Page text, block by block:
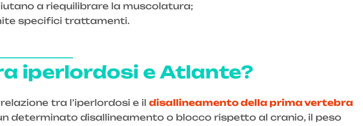
a riequilibrare la muscolatura;
specifici trattamenti.
iperlordosi e Atlante?
tra l’iperlordosi e il disallineamento della prima vertebra
determinato disallineamento o blocco rispetto al cranio, il peso